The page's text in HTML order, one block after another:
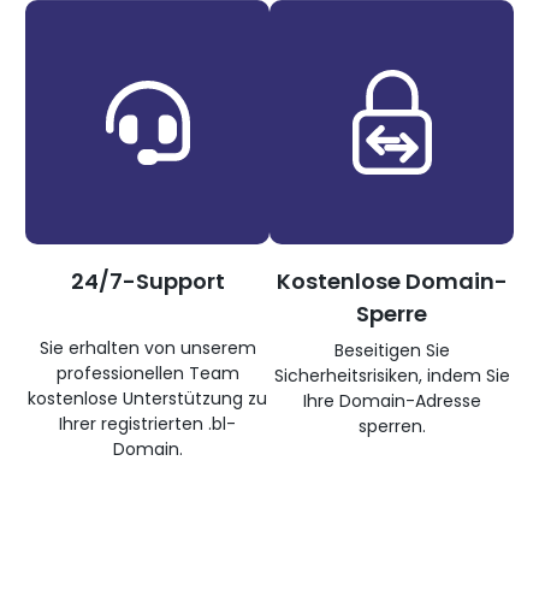
24/7-Support
Sie erhalten von unserem
professionellen Team
kostenlose Unterstützung zu
Ihrer registrierten .bl-
Domain.
Kostenlose Domain-
Sperre
Beseitigen Sie
Sicherheitsrisiken, indem Sie
Ihre Domain-Adresse
sperren.